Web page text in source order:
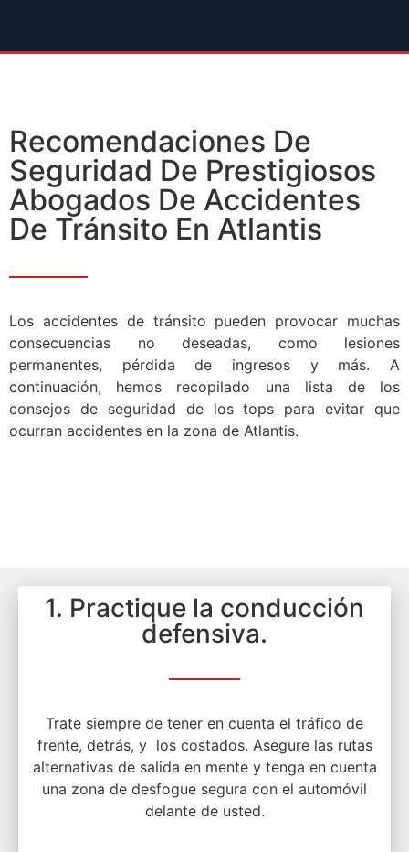
Recomendaciones De
Seguridad De Prestigiosos
Abogados De Accidentes
De Tránsito En Atlantis
Los accidentes de tránsito pueden provocar muchas
consecuencias no deseadas, como lesiones
permanentes, pérdida de ingresos y más. A
continuación, hemos recopilado una lista de los
consejos de seguridad de los tops para evitar que
ocurran accidentes en la zona de Atlantis.
1. Practique la conducción
defensiva.
Trate siempre de tener en cuenta el tráfico de
frente, detrás, y los costados. Asegure las rutas
alternativas de salida en mente y tenga en cuenta
una zona de desfogue segura con el automóvil
delante de usted.